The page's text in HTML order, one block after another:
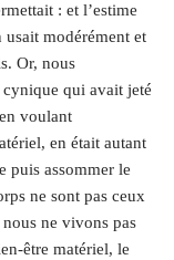
: et l’estime
usait modérément et
Or, nous
cynique qui avait jeté
voulant
en était autant
puis assommer le
ne sont pas ceux
ne vivons pas
être matériel, le